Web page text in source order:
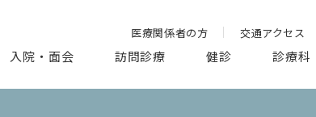
医療関係者の方 交通アクセス
入院・面会 訪問診療 健診 診療科